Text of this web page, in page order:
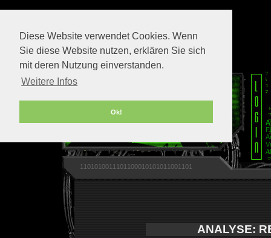
Diese Website verwendet Cookies. Wenn
Sie diese Website nutzen, erklären Sie sich
mit deren Nutzung einverstanden.
Weitere Infos
Ok!
1101010011101100010101011001101
ANALYSE: